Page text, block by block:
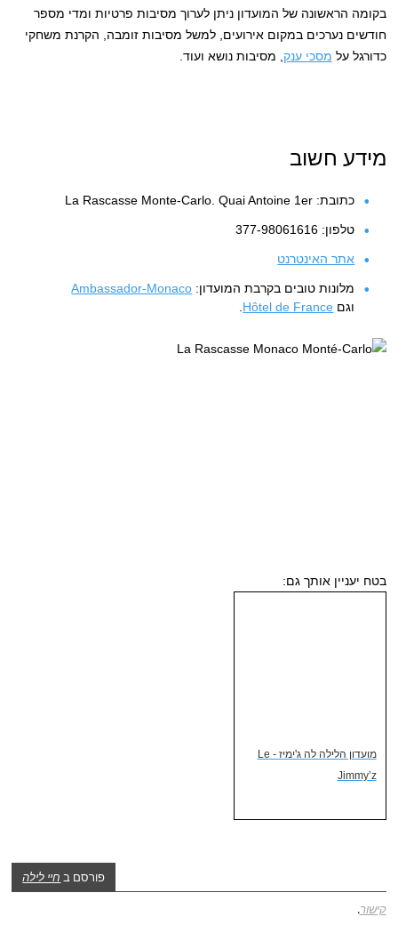
בקומה הראשונה של המועדון ניתן לערוך מסיבות פרטיות ומדי מספר
חודשים נערכים במקום אירועים, למשל מסיבות זומבה, הקרנת משחקי
כדורגל על מסכי ענק , מסיבות נושא ועוד.
מידע חשוב
כתובת: La Rascasse Monte-Carlo. Quai Antoine 1er
טלפון: 377-98061616
אתר האינטרנט
מלונות טובים בקרבת המועדון: Ambassador-Monaco
וגם Hôtel de France
בטח יעניין אותך גם:
מועדון הלילה לה ג'ימיז - Le
Jimmy’z
פורסם ב חיי לילה
קישור.